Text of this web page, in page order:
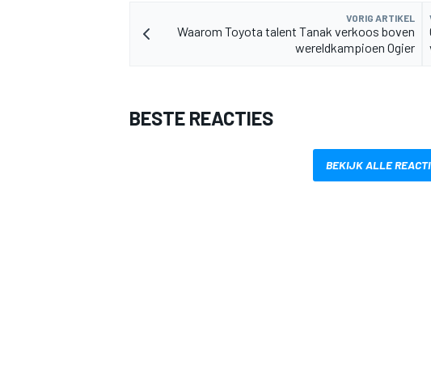
VORIG ARTIKEL
Waarom Toyota talent Tanak verkoos boven
wereldkampioen Ogier
BESTE REACTIES
BEKIJK ALLE